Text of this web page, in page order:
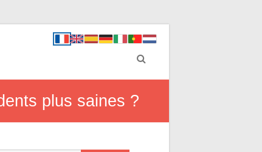
plus saines ?